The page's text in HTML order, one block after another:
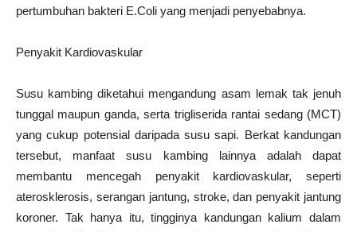
pertumbuhan bakteri E.Coli yang menjadi penyebabnya.
Penyakit Kardiovaskular
Susu kambing diketahui mengandung asam lemak tak jenuh
tunggal maupun ganda, serta trigliserida rantai sedang (MCT)
yang cukup potensial daripada susu sapi. Berkat kandungan
tersebut, manfaat susu kambing lainnya adalah dapat
membantu mencegah penyakit kardiovaskular, seperti
aterosklerosis, serangan jantung, stroke, dan penyakit jantung
koroner. Tak hanya itu, tingginya kandungan kalium dalam